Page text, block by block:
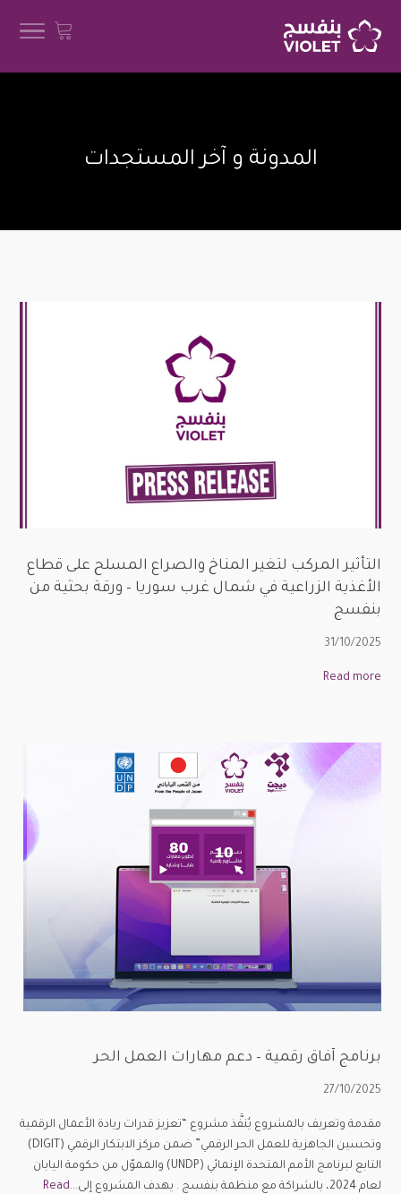
المدونة و آخر المستجدات
التأثير المركب لتغير المناخ والصراع المسلح على قطاع
الأغذية الزراعية في شمال غرب سوريا – ورقة بحثية من
بنفسج
31/10/2025
Read more
برنامج آفاق رقمية – دعم مهارات العمل الحر
27/10/2025
مقدمة وتعريف بالمشروع يُنفَّذ مشروع “تعزيز قدرات ريادة الأعمال الرقمية
وتحسين الجاهزية للعمل الحر الرقمي” ضمن مركز الابتكار الرقمي (DIGIT)
التابع لبرنامج الأمم المتحدة الإنمائي (UNDP) والمموّل من حكومة اليابان
لعام 2024، بالشراكة مع منظمة بنفسج . يهدف المشروع إلى...
Read